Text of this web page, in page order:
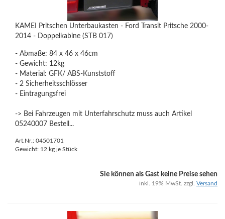
KAMEI Pritschen Unterbaukasten - Ford Transit Pritsche 2000-
2014 - Doppelkabine (STB 017)
- Abmaße: 84 x 46 x 46cm
- Gewicht: 12kg
- Material: GFK/ ABS-Kunststoff
- 2 Sicherheitsschlösser
- Eintragungsfrei
-> Bei Fahrzeugen mit Unterfahrschutz muss auch Artikel
05240007 Bestell...
Art.Nr.: 04501701
Gewicht: 12 kg je Stück
Sie können als Gast keine Preise sehen
inkl. 19% MwSt. zzgl. Versand